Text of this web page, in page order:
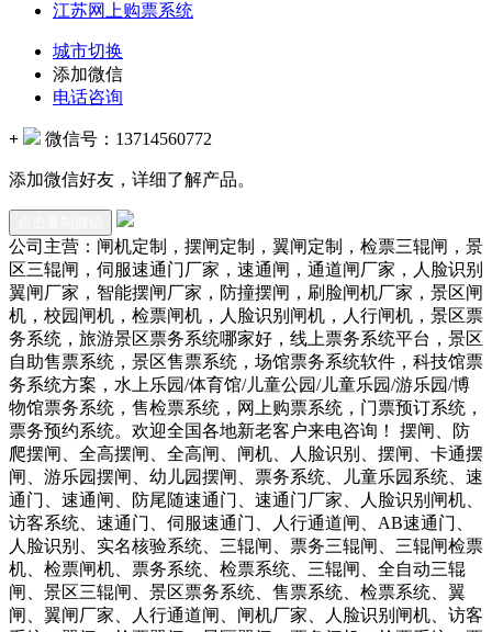
江苏网上购票系统
城市切换
添加微信
电话咨询
+ 微信号： 13714560772
添加微信好友，详细了解产品。
公司主营：闸机定制，摆闸定制，翼闸定制，检票三辊闸，景
区三辊闸，伺服速通门厂家，速通闸，通道闸厂家，人脸识别
翼闸厂家，智能摆闸厂家，防撞摆闸，刷脸闸机厂家，景区闸
机，校园闸机，检票闸机，人脸识别闸机，人行闸机，景区票
务系统，旅游景区票务系统哪家好，线上票务系统平台，景区
自助售票系统，景区售票系统，场馆票务系统软件，科技馆票
务系统方案，水上乐园/体育馆/儿童公园/儿童乐园/游乐园/博
物馆票务系统，售检票系统，网上购票系统，门票预订系统，
票务预约系统。欢迎全国各地新老客户来电咨询！ 摆闸、防
爬摆闸、全高摆闸、全高闸、闸机、人脸识别、摆闸、卡通摆
闸、游乐园摆闸、幼儿园摆闸、票务系统、儿童乐园系统、速
通门、速通闸、防尾随速通门、速通门厂家、人脸识别闸机、
访客系统、速通门、伺服速通门、人行通道闸、AB速通门、
人脸识别、实名核验系统、三辊闸、票务三辊闸、三辊闸检票
机、检票闸机、票务系统、检票系统、三辊闸、全自动三辊
闸、景区三辊闸、景区票务系统、售票系统、检票系统、翼
闸、翼闸厂家、人行通道闸、闸机厂家、人脸识别闸机、访客